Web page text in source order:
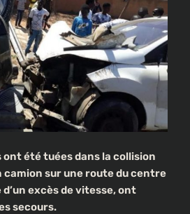
été tuées dans la collision
camion sur une route du centre
excès de vitesse, ont
secours.